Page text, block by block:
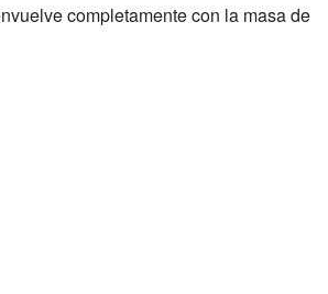
completamente con la masa de